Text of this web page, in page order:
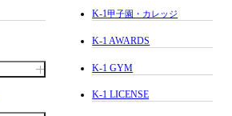
K-1甲子園・カレッジ
K-1 AWARDS
K-1 GYM
K-1 LICENSE